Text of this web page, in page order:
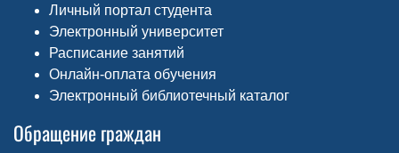
Личный портал студента
Электронный университет
Расписание занятий
Онлайн-оплата обучения
Электронный библиотечный каталог
Обращение граждан